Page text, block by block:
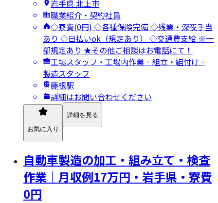
岩手県 北上市
職業紹介・契約社員
◇寮費(0円) ◇各種保険完備 ◇残業・深夜手当
あり ◇日払いok（規定あり） ◇交通費支給 ※一
部規定あり ★その他ご相談はお電話にて！
工場スタッフ・工場内作業 · 組立・組付け ·
製造スタッフ
藤根駅
詳細はお問い合わせください
お気に入り
詳細を見る
自動車製造の加工・組み立て・検査
作業｜月収例17万円・岩手県・寮費
0円